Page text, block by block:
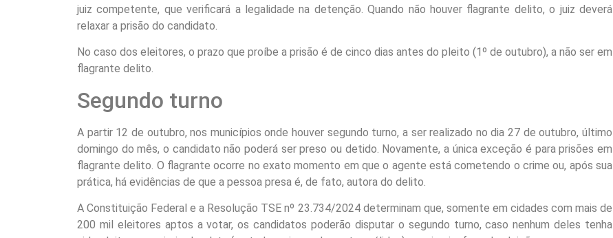
juiz competente, que verificará a legalidade na detenção. Quando não houver flagrante delito, o juiz deverá
relaxar a prisão do candidato.
No caso dos eleitores, o prazo que proíbe a prisão é de cinco dias antes do pleito (1º de outubro), a não ser em
flagrante delito.
Segundo turno
A partir 12 de outubro, nos municípios onde houver segundo turno, a ser realizado no dia 27 de outubro, último
domingo do mês, o candidato não poderá ser preso ou detido. Novamente, a única exceção é para prisões em
flagrante delito. O flagrante ocorre no exato momento em que o agente está cometendo o crime ou, após sua
prática, há evidências de que a pessoa presa é, de fato, autora do delito.
A Constituição Federal e a Resolução TSE nº 23.734/2024 determinam que, somente em cidades com mais de
200 mil eleitores aptos a votar, os candidatos poderão disputar o segundo turno, caso nenhum deles tenha